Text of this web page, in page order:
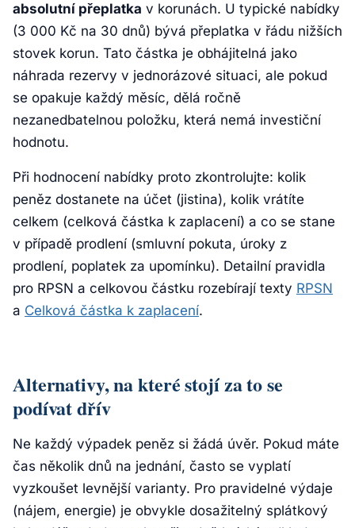
absolutní přeplatka v korunách. U typické nabídky
(3 000 Kč na 30 dnů) bývá přeplatka v řádu nižších
stovek korun. Tato částka je obhájitelná jako
náhrada rezervy v jednorázové situaci, ale pokud
se opakuje každý měsíc, dělá ročně
nezanedbatelnou položku, která nemá investiční
hodnotu.
Při hodnocení nabídky proto zkontrolujte: kolik
peněz dostanete na účet (jistina), kolik vrátíte
celkem (celková částka k zaplacení) a co se stane
v případě prodlení (smluvní pokuta, úroky z
prodlení, poplatek za upomínku). Detailní pravidla
pro RPSN a celkovou částku rozebírají texty RPSN
a Celková částka k zaplacení.
Alternativy, na které stojí za to se
podívat dřív
Ne každý výpadek peněz si žádá úvěr. Pokud máte
čas několik dnů na jednání, často se vyplatí
vyzkoušet levnější varianty. Pro pravidelné výdaje
(nájem, energie) je obvykle dosažitelný splátkový